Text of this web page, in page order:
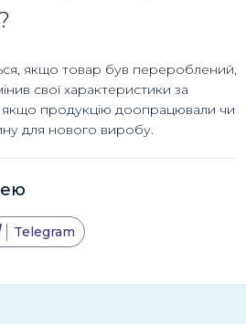
якщо товар був перероблений,
свої характеристики за
продукцію доопрацювали чи
для нового виробу.
Telegram